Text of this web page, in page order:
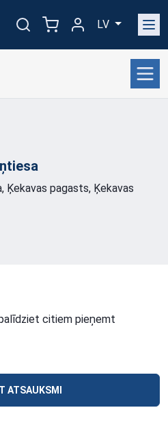
LV
Ķekavas pagasts, Ķekavas
citiem pieņemt
ATSAUKSMI